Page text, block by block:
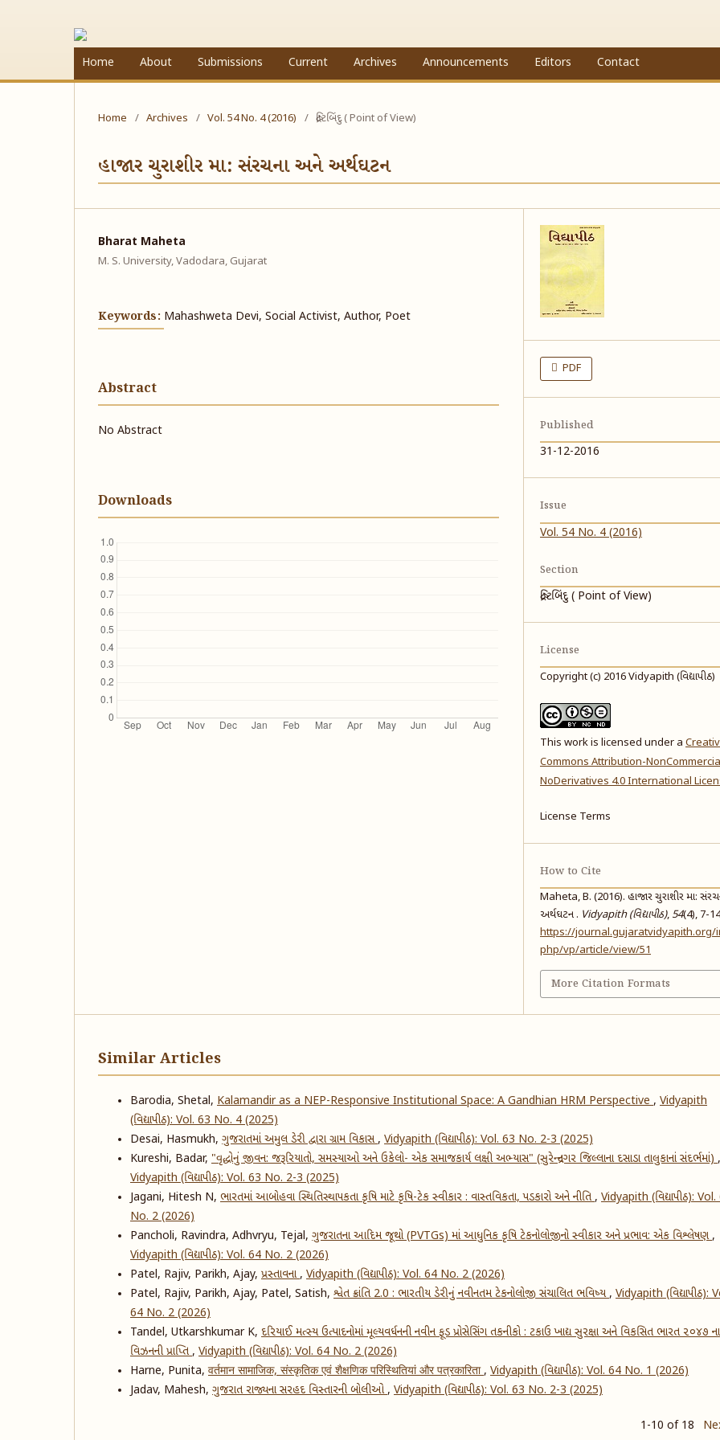
Home About Submissions Current Archives Announcements Editors Contact
Home / Archives / Vol. 54 No. 4 (2016) / દ્રષ્ટિબિંદુ ( Point of View)
હાજાર ચુરાશીર મા: સંરચના અને અર્થઘટન
Bharat Maheta
M. S. University, Vadodara, Gujarat
Keywords: Mahashweta Devi, Social Activist, Author, Poet
Abstract
No Abstract
Downloads
PDF
Published
31-12-2016
Issue
Vol. 54 No. 4 (2016)
Section
દ્રષ્ટિબિંદુ ( Point of View)
License
Copyright (c) 2016 Vidyapith (વિદ્યાપીઠ)
This work is licensed under a
Commons Attribution-
NoDerivatives 4.0 International
License Terms
How to Cite
Maheta, B. (2016). હાજાર ચુરાશીર મા:
અર્થઘટન . Vidyapith (વિદ્યાપીઠ), 54(4), 7-
https://journal.gujaratvidyapith.org/
php/vp/article/view/51
More Citation Formats
Similar Articles
Barodia, Shetal, Kalamandir as a NEP-Responsive Institutional Space: A Gandhian HRM Perspective, Vidyapith
(વિદ્યાપીઠ): Vol. 63 No. 4 (2025)
Desai, Hasmukh, ગુજરાતમાં અમુલ ડેરી દ્વારા ગ્રામ વિકાસ, Vidyapith (વિદ્યાપીઠ): Vol. 63 No. 2-3 (2025)
Kureshi, Badar, "વૃદ્ધોનું જીવન: જરૂરિયાતો, સમસ્યાઓ અને ઉકેલો- એક સમાજકાર્ય લક્ષી અભ્યાસ" (સુરેન્દ્રનગર જિલ્લાના દસાડા તાલુકાનાં સંદર્ભમાં),
Vidyapith (વિદ્યાપીઠ): Vol. 63 No. 2-3 (2025)
Jagani, Hitesh N, ભારતમાં આબોહવા સ્થિતિસ્થાપકતા કૃષિ માટે કૃષિ-ટેક સ્વીકાર : વાસ્તવિકતા, પડકારો અને નીતિ, Vidyapith (વિદ્યાપીઠ):
No. 2 (2026)
Pancholi, Ravindra, Adhvryu, Tejal, ગુજરાતના આદિમ જૂથો (PVTGs) માં આધુનિક કૃષિ ટેકનોલોજીનો સ્વીકાર અને પ્રભાવ: એક વિશ્લેષણ,
Vidyapith (વિદ્યાપીઠ): Vol. 64 No. 2 (2026)
Patel, Rajiv, Parikh, Ajay, પ્રસ્તાવના, Vidyapith (વિદ્યાપીઠ): Vol. 64 No. 2 (2026)
Patel, Rajiv, Parikh, Ajay, Patel, Satish, શ્વેત ક્રાંતિ 2.0 : ભારતીય ડેરીનું નવીનતમ ટેકનોલોજી સંચાલિત ભવિષ્ય, Vidyapith (વિદ્યાપીઠ):
64 No. 2 (2026)
Tandel, Utkarshkumar K, દરિયાઈ મત્સ્ય ઉત્પાદનોમાં મૂલ્યવર્ધનની નવીન ફૂડ પ્રોસેસિંગ તકનીકો : ટકાઉ ખાદ્ય સુરક્ષા અને વિકસિત ભારત ૨૦૪૭ ના
વિઝનની પ્રાપ્તિ, Vidyapith (વિદ્યાપીઠ): Vol. 64 No. 2 (2026)
Harne, Punita, वर्तमान सामाजिक, संस्कृतिक एवं शैक्षणिक परिस्थितियां और पत्रकारिता, Vidyapith (વિદ્યાપીઠ): Vol. 64 No. 1 (2026)
Jadav, Mahesh, ગુજરાત રાજ્યના સરહદ વિસ્તારની બોલીઓ, Vidyapith (વિદ્યાપીઠ): Vol. 63 No. 2-3 (2025)
1-10 of 18